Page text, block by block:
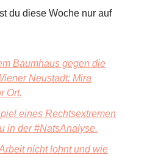
du diese Woche nur auf
Baumhaus gegen die
Neustadt: Mira
Ort.
eines Rechtsextremen
in der #NatsAnalyse.
nicht lohnt und wie